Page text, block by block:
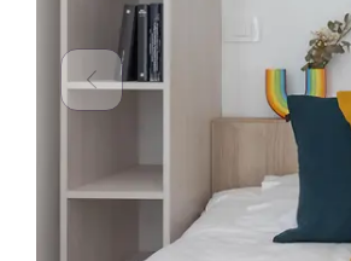
Die wegweisende
Innovation, Ehrgeiz und
Studenten.